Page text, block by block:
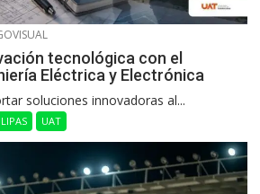
tecnológica con el
Eléctrica y Electrónica
soluciones innovadoras al...
UAT